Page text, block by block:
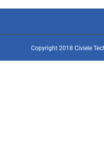
Copyright 2018 Civiele